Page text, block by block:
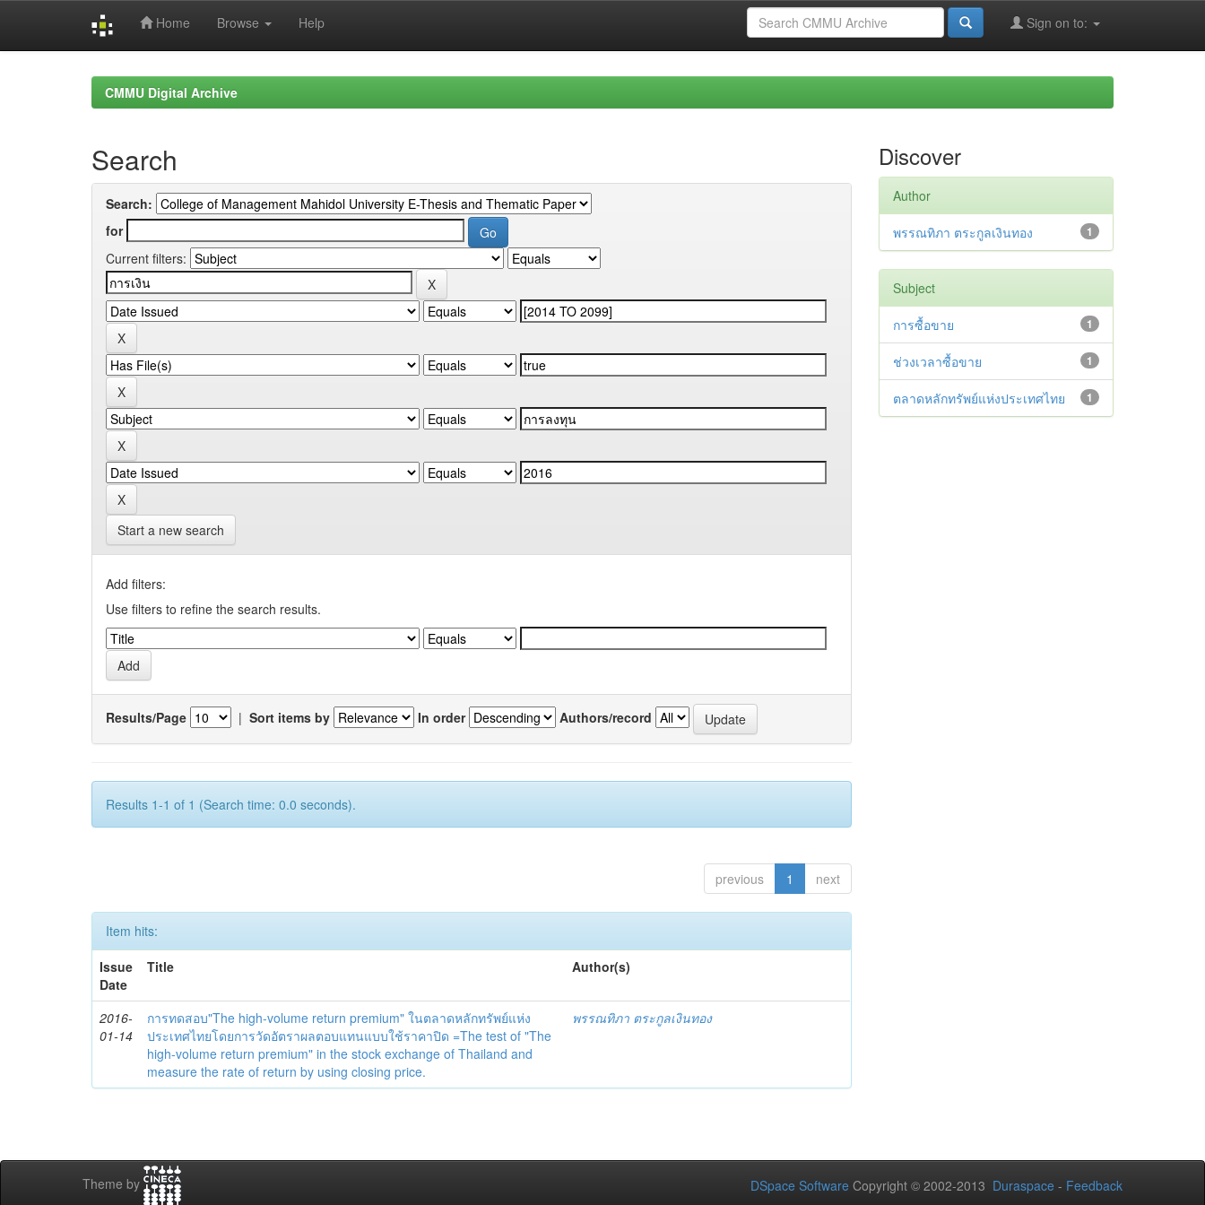
Home Browse Help Sign on to:
CMMU Digital Archive
Search
Search:
for
Current filters:
Start a new search
Add filters:
Use filters to refine the search results.
Results/Page | Sort items by In order Authors/record
Results 1-1 of 1 (Search time: 0.0 seconds).
previous 1 next
Item hits:
Issue
Date
Title Author(s)
2016-
01-14
การทดสอบ"The high-volume return premium" ในตลาดหลักทรัพย์แห่ง
ประเทศไทยโดยการวัดอัตราผลตอบแทนแบบใช้ราคาปิด =The test of "The
high-volume return premium" in the stock exchange of Thailand and
measure the rate of return by using closing price.
พรรณทิภา ตระกูลเงินทอง
Discover
Author
1
พรรณทิภา ตระกูลเงินทอง
Subject
1
การซื้อขาย
1
ช่วงเวลาซื้อขาย
1
ตลาดหลักทรัพย์แห่งประเทศไทย
Theme by DSpace Software Copyright © 2002-2013 Duraspace - Feedback